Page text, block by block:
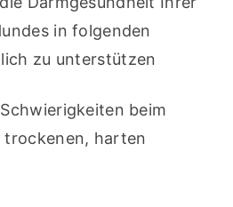
in folgenden
zu unterstützen
beim
trockenen, harten